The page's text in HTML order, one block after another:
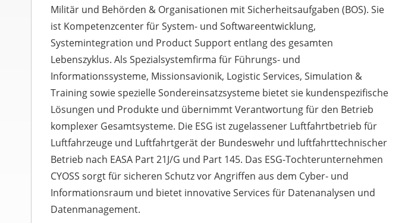
Militär und Behörden & Organisationen mit Sicherheitsaufgaben (BOS). Sie
ist Kompetenzcenter für System- und Softwareentwicklung,
Systemintegration und Product Support entlang des gesamten
Lebenszyklus. Als Spezialsystemfirma für Führungs- und
Informationssysteme, Missionsavionik, Logistic Services, Simulation &
Training sowie spezielle Sondereinsatzsysteme bietet sie kundenspezifische
Lösungen und Produkte und übernimmt Verantwortung für den Betrieb
komplexer Gesamtsysteme. Die ESG ist zugelassener Luftfahrtbetrieb für
Luftfahrzeuge und Luftfahrtgerät der Bundeswehr und luftfahrttechnischer
Betrieb nach EASA Part 21J/G und Part 145. Das ESG-Tochterunternehmen
CYOSS sorgt für sicheren Schutz vor Angriffen aus dem Cyber- und
Informationsraum und bietet innovative Services für Datenanalysen und
Datenmanagement.